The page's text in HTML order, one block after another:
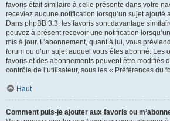
favoris était similaire à celle présente dans votre
receviez aucune notification lorsqu’un sujet ajouté
Dans phpBB 3.3, les favoris sont davantage
pouvez à présent recevoir une notification
mis à jour. L’abonnement, quant à lui, vous
forum ou d’un sujet auquel vous êtes abonné. Les
favoris et des abonnements peuvent être modifiés
contrôle de l’utilisateur, sous les « Préférences du
Haut
Comment puis-je ajouter aux favoris ou